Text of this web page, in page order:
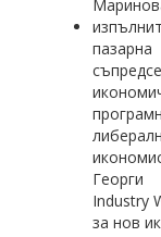
Industry
за нов